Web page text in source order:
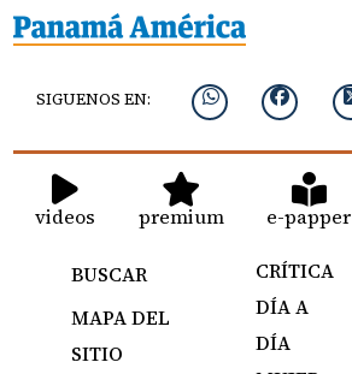
SIGUENOS EN:
videos premium e-papper
BUSCAR
MAPA DEL
SITIO
CRÍTICA
DÍA A
DÍA